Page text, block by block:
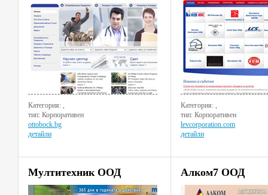
Категория: ,
тип: Корпоративен
ottobock.bg
детайли
Категория: ,
тип: Корпоративен
levcorporation.com
детайли
Мултитехник ООД Алком7 ООД